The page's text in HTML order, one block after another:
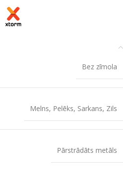
Bez zīmola
Melns, Pelēks, Sarkans, Zils
Pārstrādāts metāls